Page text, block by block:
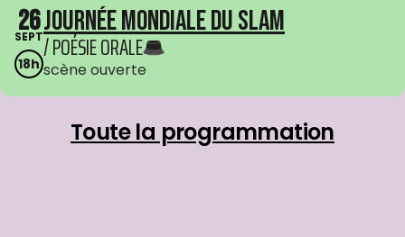
26
SEPT
18h
Journée mondiale du Slam
/ POÉSIE ORALE
scène ouverte
Toute la programmation